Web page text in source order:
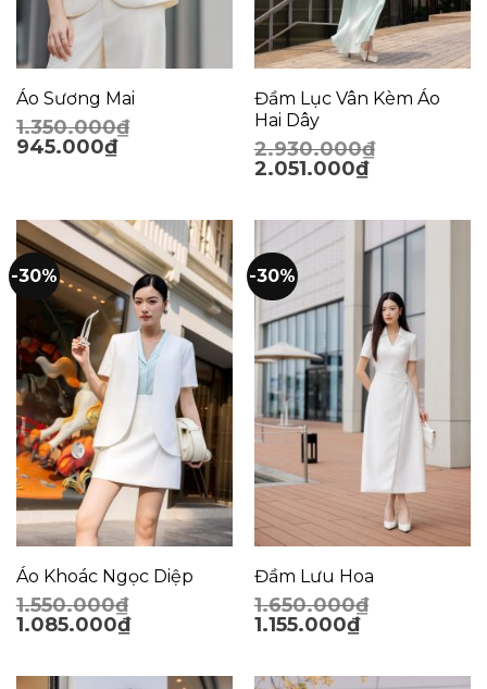
Áo Sương Mai
1.350.000₫
945.000₫
Đầm Lục Vân Kèm Áo
Hai Dây
2.930.000₫
2.051.000₫
-30%
Áo Khoác Ngọc Diệp
1.550.000₫
1.085.000₫
-30%
Đầm Lưu Hoa
1.650.000₫
1.155.000₫